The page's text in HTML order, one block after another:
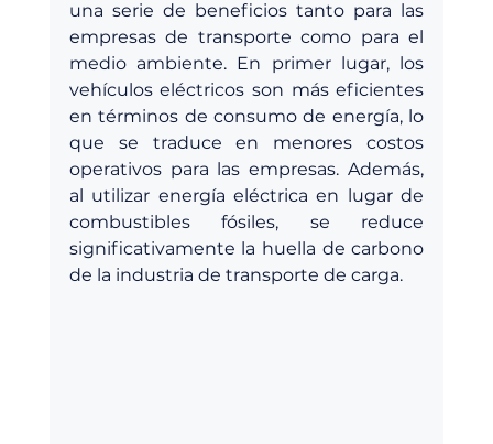
una serie de beneficios tanto para las
empresas de transporte como para el
medio ambiente. En primer lugar, los
vehículos eléctricos son más eficientes
en términos de consumo de energía, lo
que se traduce en menores costos
operativos para las empresas. Además,
al utilizar energía eléctrica en lugar de
combustibles fósiles, se reduce
significativamente la huella de carbono
de la industria de transporte de carga.